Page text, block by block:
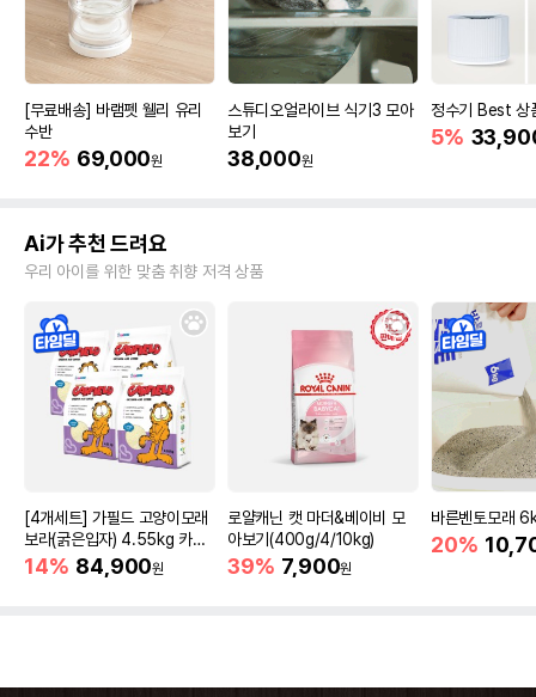
[무료배송] 바램펫 웰리 유리
수반
22% 69,000원
스튜디오얼라이브 식기3 모아
보기
38,000원
정수기 Best 상
5%
Ai가 추천 드려요
우리 아이를 위한 맞춤 취향 저격 상품
[4개세트] 가필드 고양이모래
보라(굵은입자) 4.55kg 카사
바모래
14% 84,900원
로얄캐닌 캣 마더&베이비 모
아보기(400g/4/10kg)
39% 7,900원
바른벤토모래
20%